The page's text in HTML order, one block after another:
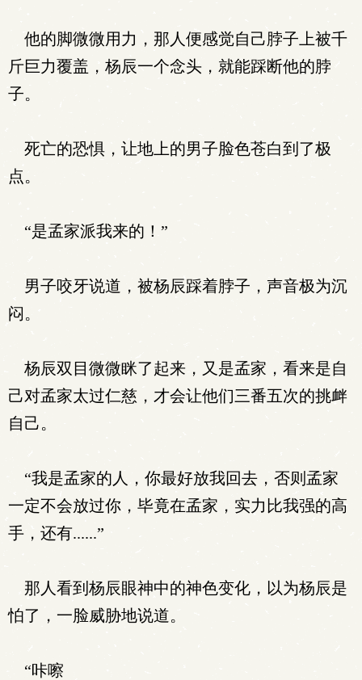
他的脚微微用力，那人便感觉自己脖子上被千
斤巨力覆盖，杨辰一个念头，就能踩断他的脖
子。
死亡的恐惧，让地上的男子脸色苍白到了极
点。
“是孟家派我来的！”
男子咬牙说道，被杨辰踩着脖子，声音极为沉
闷。
杨辰双目微微眯了起来，又是孟家，看来是自
己对孟家太过仁慈，才会让他们三番五次的挑衅
自己。
“我是孟家的人，你最好放我回去，否则孟家
一定不会放过你，毕竟在孟家，实力比我强的高
手，还有......”
那人看到杨辰眼神中的神色变化，以为杨辰是
怕了，一脸威胁地说道。
“咔嚓